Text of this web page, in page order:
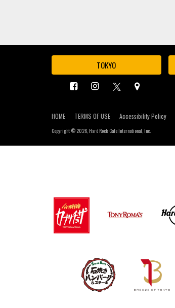
TOKYO
HOME TERMS OF USE Accessibility Policy
Copyright © 2026, Hard Rock Cafe International, Inc.